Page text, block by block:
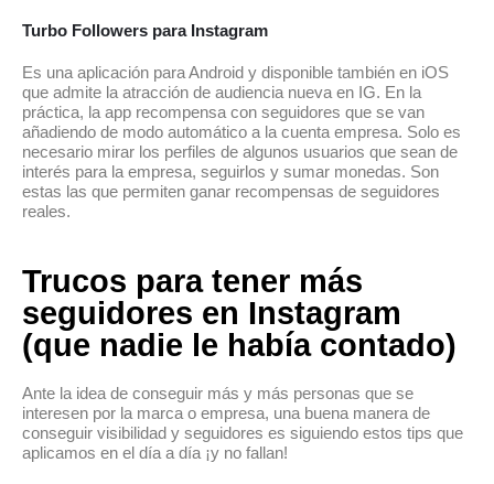
Turbo Followers para Instagram
Es una aplicación para Android y disponible también en iOS
que admite la atracción de audiencia nueva en IG. En la
práctica, la app recompensa con seguidores que se van
añadiendo de modo automático a la cuenta empresa. Solo es
necesario mirar los perfiles de algunos usuarios que sean de
interés para la empresa, seguirlos y sumar monedas. Son
estas las que permiten ganar recompensas de seguidores
reales.
Trucos para tener más
seguidores en Instagram
(que nadie le había contado)
Ante la idea de conseguir más y más personas que se
interesen por la marca o empresa, una buena manera de
conseguir visibilidad y seguidores es siguiendo estos tips que
aplicamos en el día a día ¡y no fallan!